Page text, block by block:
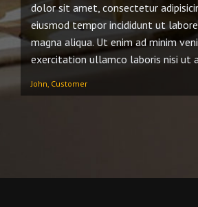
dolor sit amet, consectetur
eiusmod tempor incididunt ut
magna aliqua. Ut enim ad minim
exercitation ullamco laboris nisi ut
John, Customer